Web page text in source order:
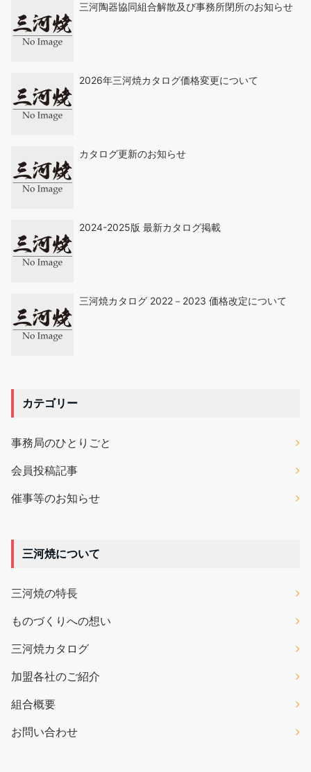
三河陶器協同組合解散及び事務所閉所のお知らせ
2026年三河焼カタログ価格変更について
カタログ更新のお知らせ
2024-2025版 最新カタログ掲載
三河焼カタログ 2022－2023 価格改定について
カテゴリー
事務局のひとりごと
会員投稿記事
催事等のお知らせ
三河焼について
三河焼の特長
ものづくりへの想い
三河焼カタログ
加盟各社のご紹介
組合概要
お問い合わせ